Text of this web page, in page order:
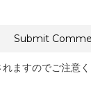
ますのでご注意